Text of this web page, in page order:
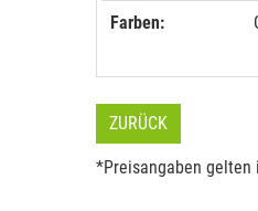
Farben:
ZURÜCK
*Preisangaben gelten